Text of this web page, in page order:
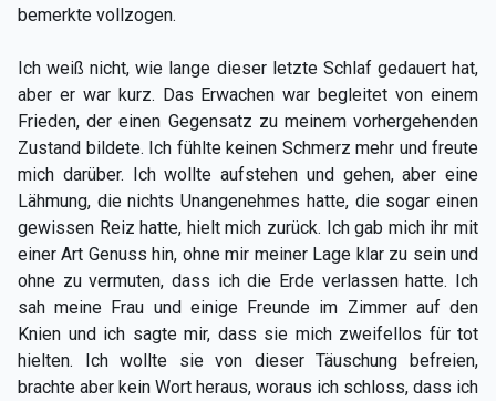
bemerkte vollzogen.
Ich weiß nicht, wie lange dieser letzte Schlaf gedauert hat,
aber er war kurz. Das Erwachen war begleitet von einem
Frieden, der einen Gegensatz zu meinem vorhergehenden
Zustand bildete. Ich fühlte keinen Schmerz mehr und freute
mich darüber. Ich wollte aufstehen und gehen, aber eine
Lähmung, die nichts Unangenehmes hatte, die sogar einen
gewissen Reiz hatte, hielt mich zurück. Ich gab mich ihr mit
einer Art Genuss hin, ohne mir meiner Lage klar zu sein und
ohne zu vermuten, dass ich die Erde verlassen hatte. Ich
sah meine Frau und einige Freunde im Zimmer auf den
Knien und ich sagte mir, dass sie mich zweifellos für tot
hielten. Ich wollte sie von dieser Täuschung befreien,
brachte aber kein Wort heraus, woraus ich schloss, dass ich